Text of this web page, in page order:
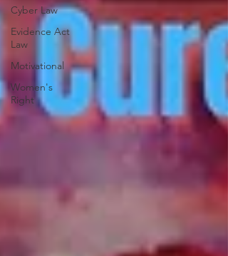
Cyber Law
Evidence Act
Law
Motivational
Women's
Right